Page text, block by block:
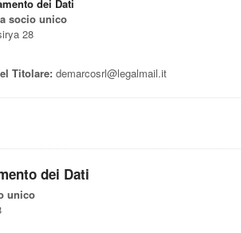
dei Dati
socio unico
28
Titolare: demarcosrl@legalmail.it
dei Dati
unico